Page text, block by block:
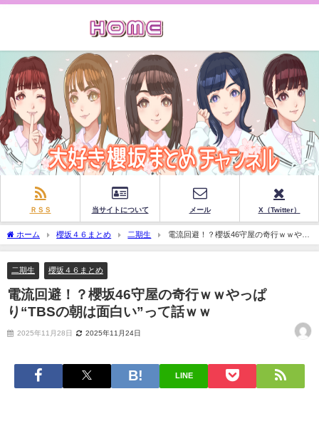
ＲＳＳ 当サイトについて メール X（Twitter）
ホーム 櫻坂４６まとめ 二期生
電流回避！？櫻坂46守屋の奇行ｗｗやっ
ぱり“TBSの朝は面白い”って話ｗｗ
二期生 櫻坂４６まとめ
電流回避！？櫻坂46守屋の奇行ｗｗやっぱ
り“TBSの朝は面白い”って話ｗｗ
2025年11月28日 2025年11月24日
LINE